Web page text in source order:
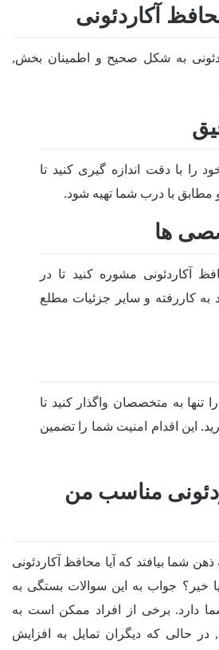
آکاردئونی
به شکل صحیح و اطمینان بخش,
را با دقت اندازه گیری کنید تا
با درب شما تهیه شود.
ها
آکاردئونی مشوره کنید تا در
کاررفته و سایر جزئیات مطلع
تنها به متخصصان واگذار کنید تا
این اقدام امنیت شما را تضمین
مناسب من
شما بیافتد که آیا محافظ آکاردئونی
جواب به این سوالات بستگی به
دارد. برخی از افراد ممکن است به
در حالی که دیگران تمایل به افزایش